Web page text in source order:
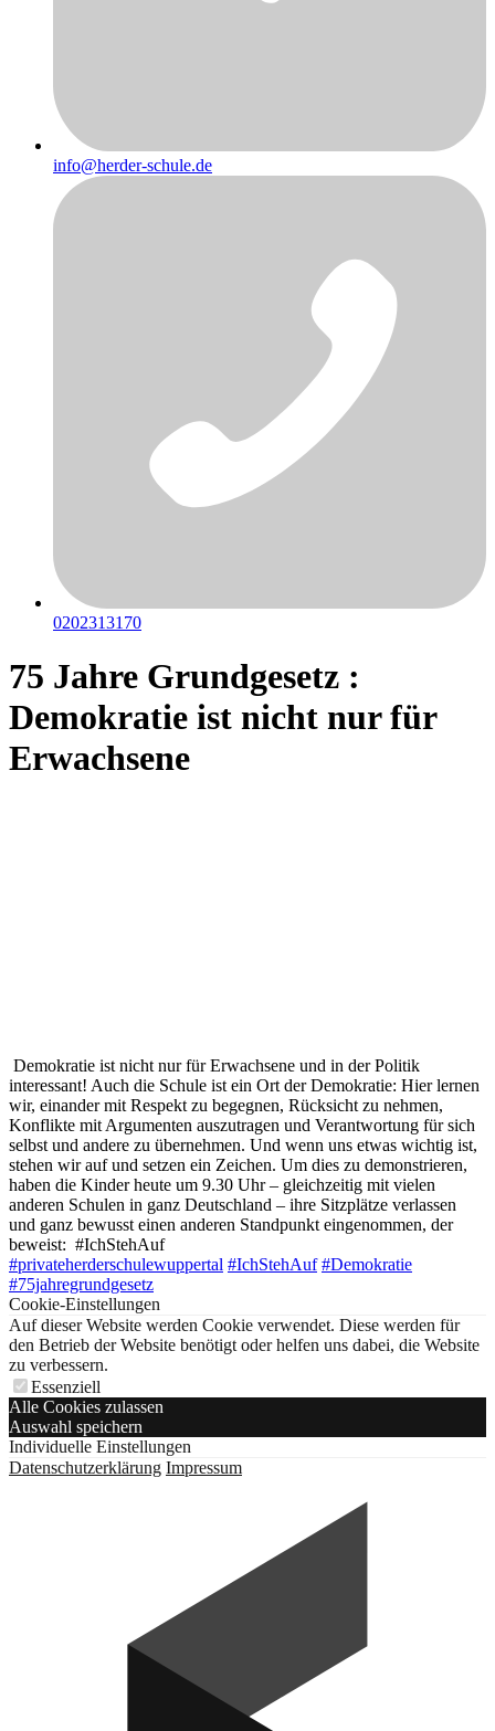
info@herder-schule.de
0202313170
75 Jahre Grundgesetz :
Demokratie ist nicht nur für
Erwachsene
Demokratie ist nicht nur für Erwachsene und in der Politik
interessant! Auch die Schule ist ein Ort der Demokratie: Hier lernen
wir, einander mit Respekt zu begegnen, Rücksicht zu nehmen,
Konflikte mit Argumenten auszutragen und Verantwortung für sich
selbst und andere zu übernehmen. Und wenn uns etwas wichtig ist,
stehen wir auf und setzen ein Zeichen. Um dies zu demonstrieren,
haben die Kinder heute um 9.30 Uhr – gleichzeitig mit vielen
anderen Schulen in ganz Deutschland – ihre Sitzplätze verlassen
und ganz bewusst einen anderen Standpunkt eingenommen, der
beweist: #IchStehAuf
#privateherderschulewuppertal #IchStehAuf #Demokratie
#75jahregrundgesetz
Cookie-Einstellungen
Auf dieser Website werden Cookie verwendet. Diese werden für
den Betrieb der Website benötigt oder helfen uns dabei, die Website
zu verbessern.
Essenziell
Alle Cookies zulassen
Auswahl speichern
Individuelle Einstellungen
Datenschutzerklärung Impressum